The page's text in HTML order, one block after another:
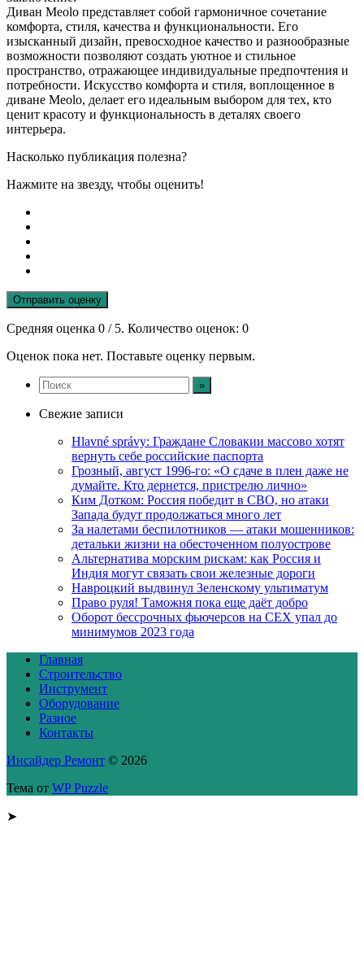
Диван Meolo представляет собой гармоничное сочетание
комфорта, стиля, качества и функциональности. Его
изысканный дизайн, превосходное качество и разнообразные
возможности позволяют создать уютное и стильное
пространство, отражающее индивидуальные предпочтения и
потребности. Искусство комфорта и стиля, воплощенное в
диване Meolo, делает его идеальным выбором для тех, кто
ценит красоту и функциональность в деталях своего
интерьера.
Насколько публикация полезна?
Нажмите на звезду, чтобы оценить!
Отправить оценку
Средняя оценка 0 / 5. Количество оценок: 0
Оценок пока нет. Поставьте оценку первым.
Свежие записи
Hlavné správy: Граждане Словакии массово хотят
вернуть себе российские паспорта
Грозный, август 1996-го: «О сдаче в плен даже не
думайте. Кто дернется, пристрелю лично»
Ким Дотком: Россия победит в СВО, но атаки
Запада будут продолжаться много лет
За налетами беспилотников — атаки мошенников:
детальки жизни на обесточенном полуострове
Альтернатива морским рискам: как Россия и
Индия могут связать свои железные дороги
Навроцкий выдвинул Зеленскому ультиматум
Право руля! Таможня пока еще даёт добро
Оборот бессрочных фьючерсов на CEX упал до
минимумов 2023 года
Главная
Строительство
Инструмент
Оборудование
Разное
Контакты
Инсайдер Ремонт © 2026
Тема от WP Puzzle
➤